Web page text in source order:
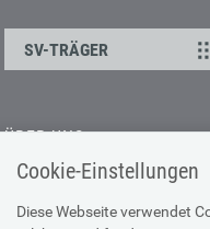
Cookie-Einstellungen
Diese Webseite verwendet
SV-TRÄGER
ÜBER UNS
Kontakt
Offene Stellen